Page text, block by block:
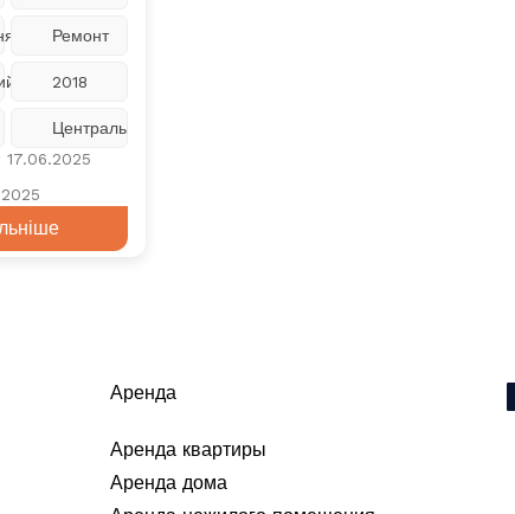
Ремонт
2018
Центральне
17.06.2025
Аренда
Аренда квартиры
Аренда дома